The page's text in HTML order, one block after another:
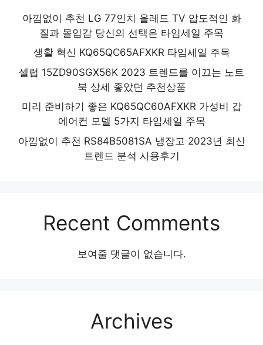
아낌없이 추천 LG 77인치 올레드 TV 압도적인 화
질과 몰입감 당신의 선택은 타임세일 주목
생활 혁신 KQ65QC65AFXKR 타임세일 주목
셀럽 15ZD90SGX56K 2023 트렌드를 이끄는 노트
북 상세 좋았던 추천상품
미리 준비하기 좋은 KQ65QC60AFXKR 가성비 갑
에어컨 모델 5가지 타임세일 주목
아낌없이 추천 RS84B5081SA 냉장고 2023년 최신
트렌드 분석 사용후기
Recent Comments
보여줄 댓글이 없습니다.
Archives